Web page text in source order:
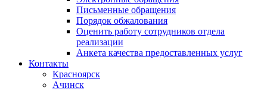
Письменные обращения
Порядок обжалования
Оценить работу сотрудников отдела
реализации
Анкета качества предоставленных услуг
Контакты
Красноярск
Ачинск